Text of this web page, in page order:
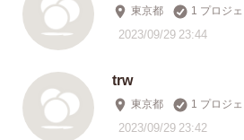
東京都 1 プロジ
2023/09/29 23:44
trw
東京都 1 プロジ
2023/09/29 23:42